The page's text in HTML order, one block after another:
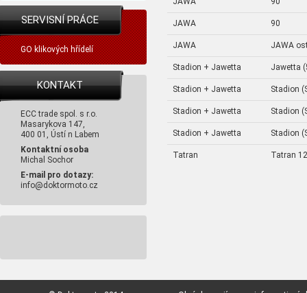
SERVISNÍ PRÁCE
GO klikových hřídelí
KONTAKT
ECC trade spol. s r.o.
Masarykova 147,
400 01, Ústí n Labem
Kontaktní osoba
Michal Sochor
E-mail pro dotazy:
info@doktormoto.cz
JAWA 90
JAWA JAWA
Stadion + Jawetta Jawetta
Stadion + Jawetta Stadion
Stadion + Jawetta Stadion
Stadion + Jawetta Stadion
Tatran Tatran